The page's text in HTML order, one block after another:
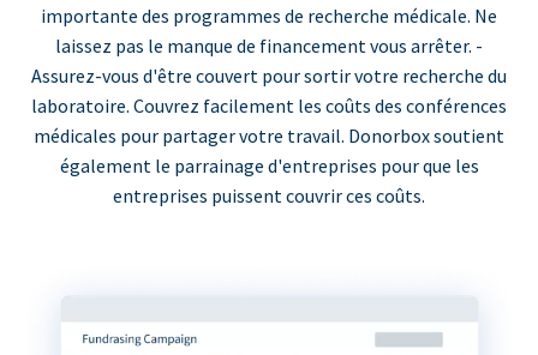
importante des programmes de recherche médicale. Ne
laissez pas le manque de financement vous arrêter. -
Assurez-vous d'être couvert pour sortir votre recherche du
laboratoire. Couvrez facilement les coûts des conférences
médicales pour partager votre travail. Donorbox soutient
également le parrainage d'entreprises pour que les
entreprises puissent couvrir ces coûts.